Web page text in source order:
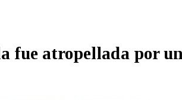
fue atropellada por un